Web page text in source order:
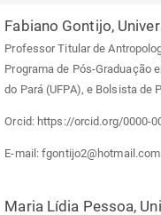
Fabiano Gontijo,
Professor Titular de
Programa de Pós-Graduação
do Pará (UFPA), e Bolsista de
Orcid: https://orcid.org/0000-
E-mail: fgontijo2@hotmail.com
Maria Lídia Pessoa,